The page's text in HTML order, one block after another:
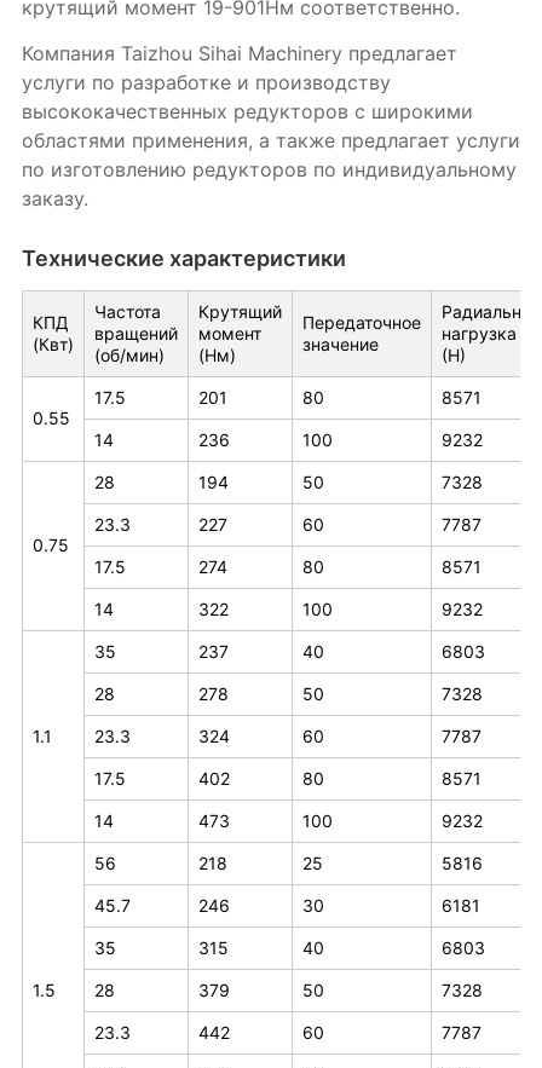
крутящий момент 19-901Нм соответственно.
Компания Taizhou Sihai Machinery предлагает
услуги по разработке и производству
высококачественных редукторов с широкими
областями применения, а также предлагает услуги
по изготовлению редукторов по индивидуальному
заказу.
Технические характеристики
КПД
(Квт)
Частота
вращений
(об/мин)
Крутящий
момент
(Нм)
Передаточное
значение
Радиальная
нагрузка
(Н)
0.55
17.5 201 80 8571
14 236 100 9232
0.75
28 194 50 7328
23.3 227 60 7787
17.5 274 80 8571
14 322 100 9232
1.1
35 237 40 6803
28 278 50 7328
23.3 324 60 7787
17.5 402 80 8571
14 473 100 9232
1.5
56 218 25 5816
45.7 246 30 6181
35 315 40 6803
28 379 50 7328
23.3 442 60 7787